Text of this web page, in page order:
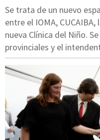
Se trata de un nuevo
entre el IOMA,
nueva Clínica del Niño.
provinciales y el